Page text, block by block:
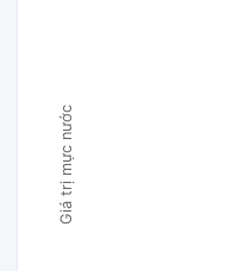
Giá trị mực nước